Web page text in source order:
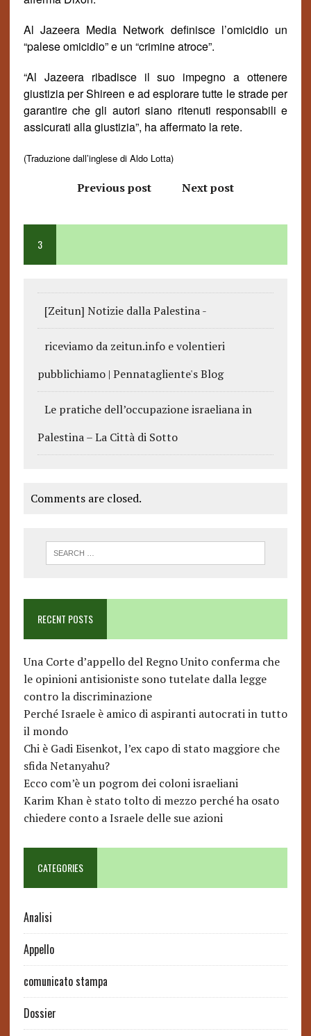
Al Jazeera Media Network definisce l’omicidio un
“palese omicidio” e un “crimine atroce”.
“Al Jazeera ribadisce il suo impegno a ottenere
giustizia per Shireen e ad esplorare tutte le strade per
garantire che gli autori siano ritenuti responsabili e
assicurati alla giustizia”, ha affermato la rete.
(Traduzione dall’inglese di Aldo Lotta)
Previous post Next post
3
[Zeitun] Notizie dalla Palestina -
riceviamo da zeitun.info e volentieri
pubblichiamo | Pennatagliente's Blog
Le pratiche dell’occupazione israeliana in
Palestina – La Città di Sotto
Comments are closed.
RECENT POSTS
Una Corte d’appello del Regno Unito conferma che
le opinioni antisioniste sono tutelate dalla legge
contro la discriminazione
Perché Israele è amico di aspiranti autocrati in tutto
il mondo
Chi è Gadi Eisenkot, l’ex capo di stato maggiore che
sfida Netanyahu?
Ecco com’è un pogrom dei coloni israeliani
Karim Khan è stato tolto di mezzo perché ha osato
chiedere conto a Israele delle sue azioni
CATEGORIES
Analisi
Appello
comunicato stampa
Dossier